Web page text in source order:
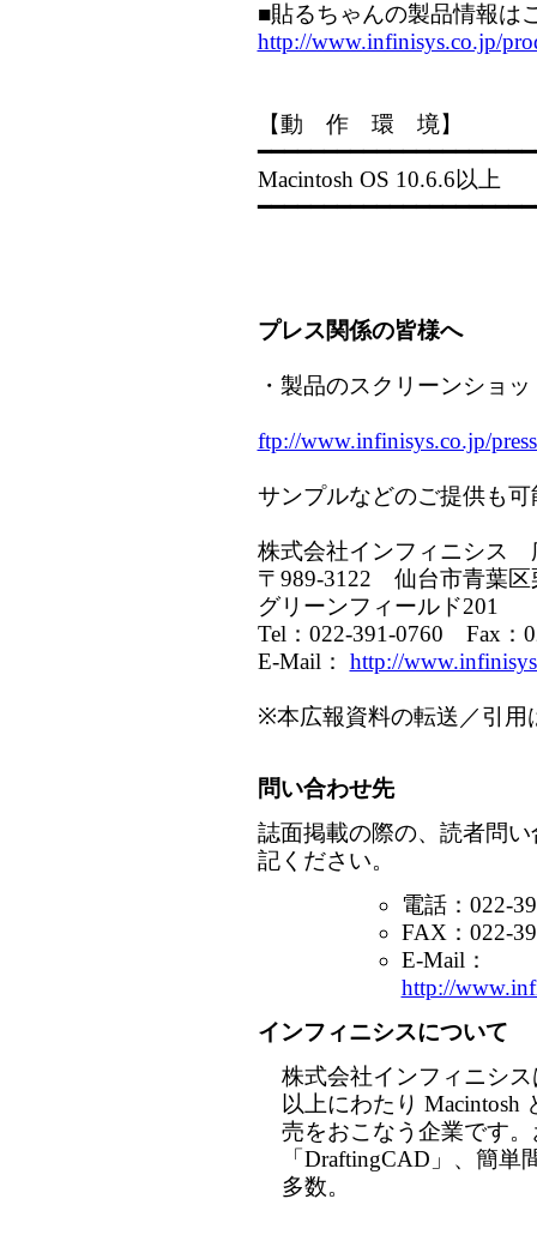
■貼るちゃんの製品情報は
http://www.infinisys.co.jp/
【動 作 環 境】
Macintosh OS 10.6.6以上
プレス関係の皆様へ
・製品のスクリーンショ
ftp://www.infinisys.co.jp/
サンプルなどのご提供も可
株式会社インフィニシス
〒989-3122 仙台市青葉区
グリーンフィールド201
Tel：022-391-0760 Fax：
E-Mail： http://
※本広報資料の転送／引用
問い合わせ先
誌面掲載の際の、読者問
記ください。
電話：022-
FAX：022-
E-Mail：
http://
インフィニシスについて
株式会社インフィニシ
以上にわたり Macintosh
売をおこなう企業です
「DraftingCAD」、簡
多数。